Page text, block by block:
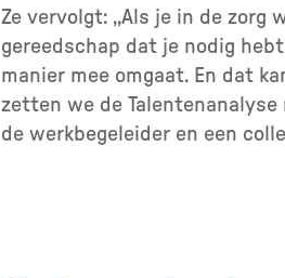
Ze vervolgt: ,,Als je in de zorg
gereedschap dat je nodig
manier mee omgaat. En dat
zetten we de Talentenanalyse
de werkbegeleider en een